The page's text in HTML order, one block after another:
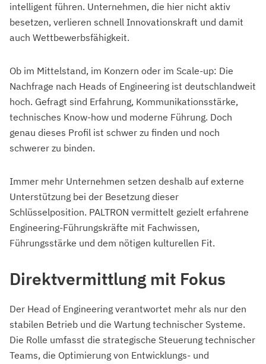
intelligent führen. Unternehmen, die hier nicht aktiv
besetzen, verlieren schnell Innovationskraft und damit
auch Wettbewerbsfähigkeit.
Ob im Mittelstand, im Konzern oder im Scale-up: Die
Nachfrage nach Heads of Engineering ist deutschlandweit
hoch. Gefragt sind Erfahrung, Kommunikationsstärke,
technisches Know-how und moderne Führung. Doch
genau dieses Profil ist schwer zu finden und noch
schwerer zu binden.
Immer mehr Unternehmen setzen deshalb auf externe
Unterstützung bei der Besetzung dieser
Schlüsselposition. PALTRON vermittelt gezielt erfahrene
Engineering-Führungskräfte mit Fachwissen,
Führungsstärke und dem nötigen kulturellen Fit.
Direktvermittlung mit Fokus
Der Head of Engineering verantwortet mehr als nur den
stabilen Betrieb und die Wartung technischer Systeme.
Die Rolle umfasst die strategische Steuerung technischer
Teams, die Optimierung von Entwicklungs- und